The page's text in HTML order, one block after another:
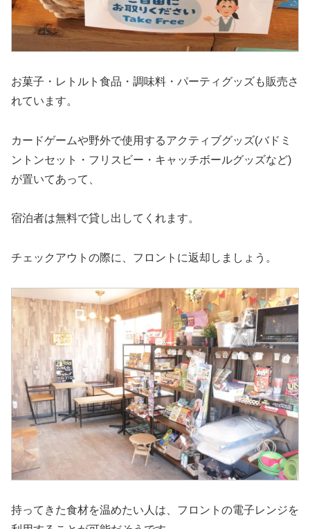
お菓子・レトルト食品・調味料・パーティグッズも販売さ
れています。
カードゲームや野外で使用するアクティブグッズ(バドミ
ントンセット・フリスビー・キャッチボールグッズなど)
が置いてあって、
宿泊者は無料で貸し出してくれます。
チェックアウトの際に、フロントに返却しましょう。
持ってきた食材を温めたい人は、フロントの電子レンジを